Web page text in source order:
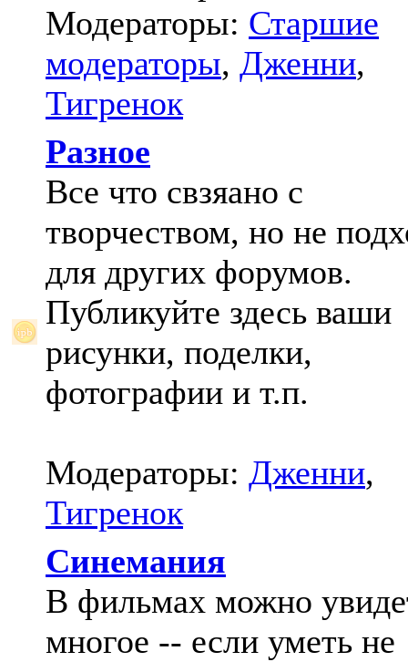
Модераторы: Старшие
модераторы, Дженни,
Тигренок
Разное
Все что свзяано с
творчеством, но не
для других форумов.
Публикуйте здесь ваши
рисунки, поделки,
фотографии и т.п.
Модераторы: Дженни,
Тигренок
Синемания
В фильмах можно
многое -- если уметь не